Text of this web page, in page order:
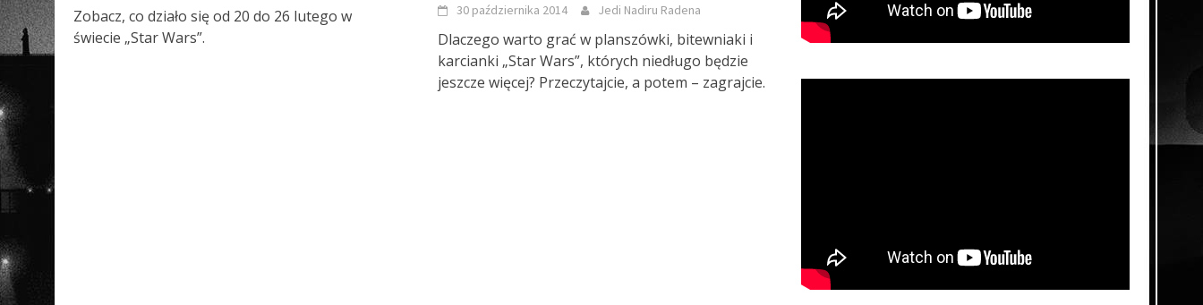
Zobacz, co działo się od 20 do 26 lutego w
świecie „Star Wars”.
30 października 2014 Jedi Nadiru Radena
Dlaczego warto grać w planszówki, bitewniaki i
karcianki „Star Wars”, których niedługo będzie
jeszcze więcej? Przeczytajcie, a potem – zagrajcie.